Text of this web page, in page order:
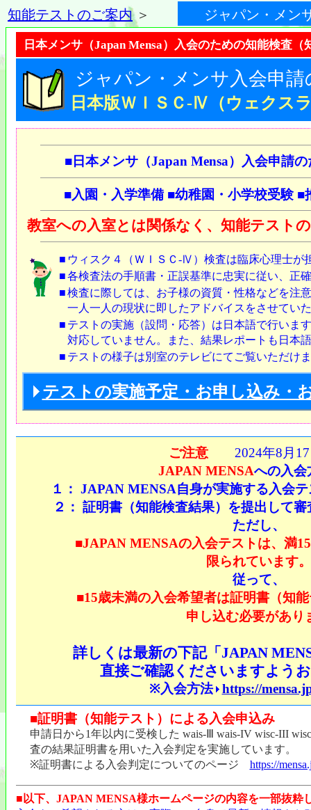
知能テストのご案内＞ ジャパン・メン
日本メンサ（Japan Mensa）入会のための知能検査（
ジャパン・メンサ入会申
日本版ＷＩＳＣ-Ⅳ（ウェクス
■日本メンサ（Japan Mensa）入会申請
■入園・入学準備■幼稚園・小学校受験■
教室への入室とは関係なく、知能テスト
■ ウィスク４（ＷＩＳＣ-Ⅳ）検査は臨床心理士が
■各検査法の手順書・正誤基準に忠実に従い、正
■検査に際しては、お子様の資質・性格などを注
一人一人の現状に即したアドバイスをさせてい
■ テストの実施（設問・応答）は日本語で行いま
対応していません。また、結果レポートも日本
■ テストの様子は別室のテレビにてご覧いただけ
テストの実施予定・お申し込み・
ご注意
2024年8月
JAPAN MENSAへの入会
１： JAPAN MENSA自身が実施する入会
２： 証明書（知能検査結果）を提出して
ただし、
■JAPAN MENSAの入会テストは、満
限られています。
従って、
■15歳未満の入会希望者は証明書（知
申し込む必要があり
詳しくは最新の下記「JAPAN
直接ご確認くださいますよう
※入会方法 https://
■証明書（知能テスト）による入会申込み
申請日から1年以内に受検した wais-Ⅲ wais-IV wisc-III
査の結果証明書を用いた入会判定を実施しています。
※証明書による入会判定についてのページ https://
■以下、JAPAN MENSA様ホームページの内容を一部抜粋